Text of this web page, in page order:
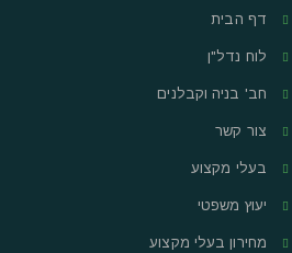
דף הבית
לוח נדל"ן
חב' בניה וקבלנים
צור קשר
בעלי מקצוע
יעוץ משפטי
מחירון בעלי מקצוע